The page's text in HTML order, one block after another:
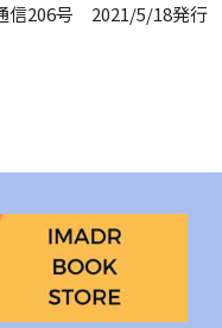
信206号 2021/5/18発行